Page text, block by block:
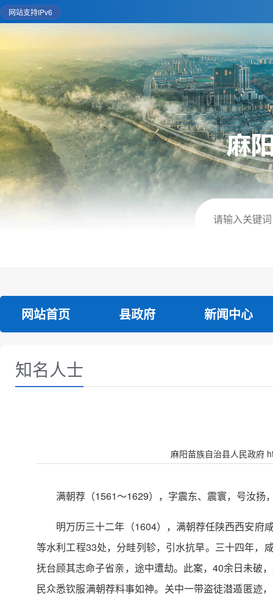
网站支持IPv6
网站首页 县政府 新闻中心
知名人士
麻阳苗族自治县人民政府
满朝荐（1561～1629），字震东、震寰，号汝
明万历三十二年（1604），满朝荐任陕西西安府
等水利工程33处，分畦列轸，引水抗旱。三十四年，
抚台顾其志命子省亲，途中遭劫。此案，40余日未破
民众悉钦服满朝荐料事如神。关中一带盗徒潜遁匿迹